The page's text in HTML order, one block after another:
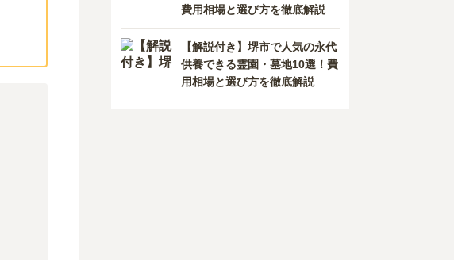
費用相場と選び方を徹底解説
【解説付き】堺市で人気の永代
供養できる霊園・墓地10選！費
用相場と選び方を徹底解説